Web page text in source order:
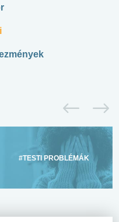
#TESTI PROBLÉMÁK